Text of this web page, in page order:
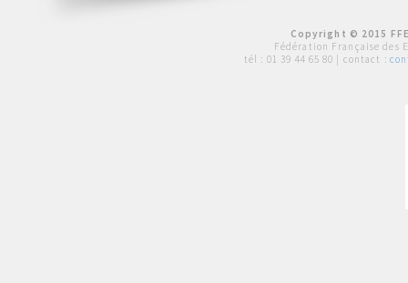
Copyright © 2015
Fédération Française des
tél : 01 39 44 65 80 | contact :